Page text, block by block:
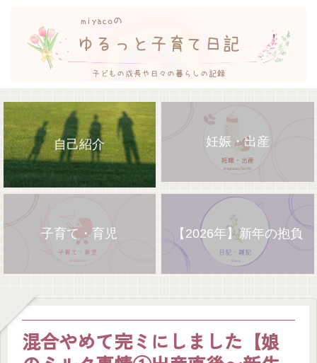
自己紹介 妊娠・出産
子育て・育児 【2026年】新年の抱負
混合やめて完ミにしました【娘